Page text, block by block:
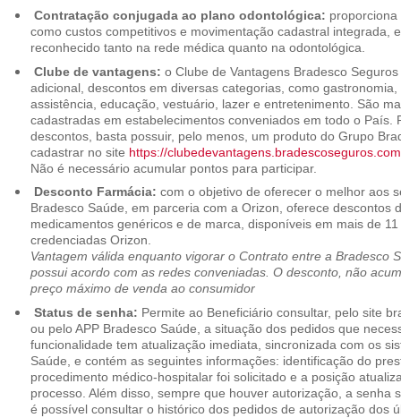
Contratação conjugada ao plano odontológica:
como custos competitivos e movimentação cadastral integrada,
reconhecido tanto na rede médica quanto na odontológica.
Clube de vantagens: o Clube de Vantagens Bradesco
adicional, descontos em diversas categorias, como
assistência, educação, vestuário, lazer e entretenimento. São
cadastradas em estabelecimentos conveniados em todo o País.
descontos, basta possuir, pelo menos, um produto do Grupo
cadastrar no site https://
Não é necessário acumular pontos para participar.
Desconto Farmácia: com o objetivo de oferecer o melhor aos
Bradesco Saúde, em parceria com a Orizon, oferece descontos
medicamentos genéricos e de marca, disponíveis em mais de
credenciadas Orizon.
Vantagem válida enquanto vigorar o Contrato entre a Bradesco
possui acordo com as redes conveniadas. O desconto, não
preço máximo de venda ao consumidor
Status de senha: Permite ao Beneficiário consultar, pelo site
ou pelo APP Bradesco Saúde, a situação dos pedidos que
funcionalidade tem atualização imediata, sincronizada com os
Saúde, e contém as seguintes informações: identificação do
procedimento médico-hospitalar foi solicitado e a posição
processo. Além disso, sempre que houver autorização, a senha
é possível consultar o histórico dos pedidos de autorização dos